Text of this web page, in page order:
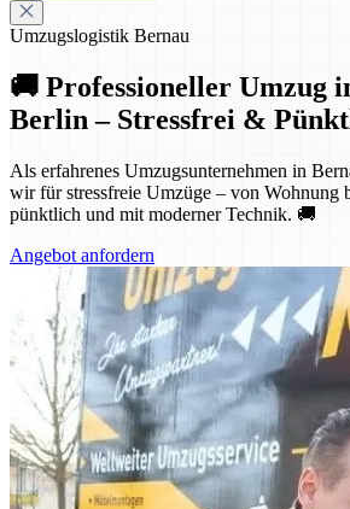
Umzugslogistik Bernau
🚚 Professioneller Umzug
Berlin – Stressfrei &
Als erfahrenes Umzugsunternehmen in
wir für stressfreie Umzüge – von Wohnung
pünktlich und mit moderner Technik. 🚚
Angebot anfordern